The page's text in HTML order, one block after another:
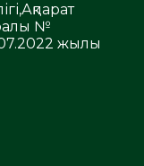
№
жылы